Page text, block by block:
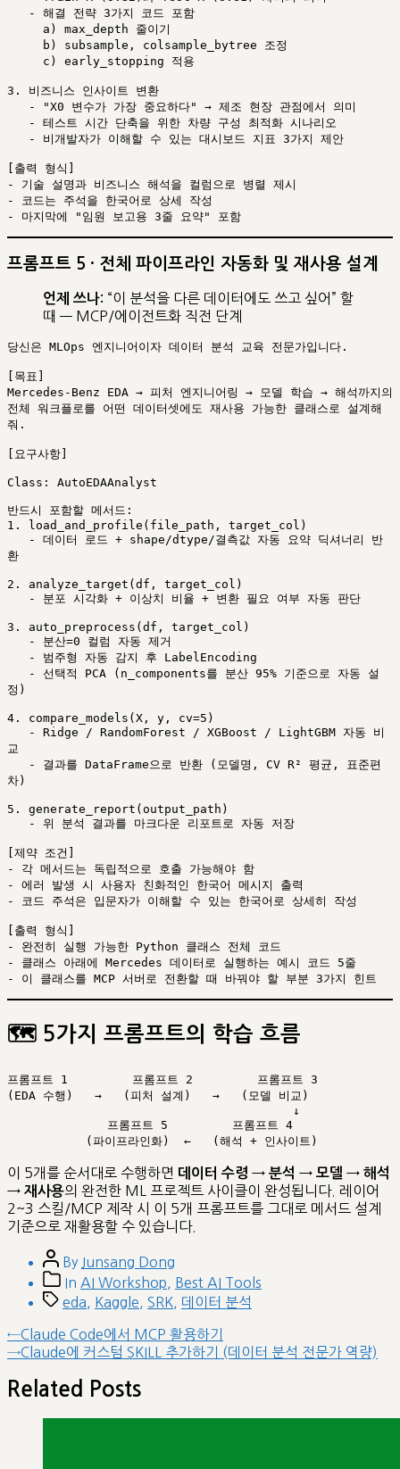
3. 비즈니스 인사이트 변환
[출력 형식]
- 기술 설명과 비즈니스 해석을 컬럼으로 병렬 제시
- 코드는 주석을 한국어로 상세 작성
프롬프트 5 · 전체 파이프라인 자동화 및 재사용 설계
언제 쓰나: “이 분석을 다른 데이터에도 쓰고 싶어” 할
때 — MCP/에이전트화 직전 단계
당신은 MLOps 엔지니어이자 데이터 분석 교육 전문가입니다.
[목표]
Mercedes-Benz EDA → 피처 엔지니어링 → 모델 학습 → 해석까지의
전체 워크플로를 어떤 데이터셋에도 재사용 가능한 클래스로 설계해
줘.
[요구사항]
Class: AutoEDAAnalyst
반드시 포함할 메서드:
1. load_and_profile(file_path, target_col)
환
2. analyze_target(df, target_col)
3. auto_preprocess(df, target_col)
정)
4. compare_models(X, y, cv=5)
교
차)
5. generate_report(output_path)
[제약 조건]
- 각 메서드는 독립적으로 호출 가능해야 함
- 에러 발생 시 사용자 친화적인 한국어 메시지 출력
- 코드 주석은 입문자가 이해할 수 있는 한국어로 상세히 작성
[출력 형식]
- 완전히 실행 가능한 Python 클래스 전체 코드
- 클래스 아래에 Mercedes 데이터로 실행하는 예시 코드 5줄
🗺️ 5가지 프롬프트의 학습 흐름
프롬프트 1         프롬프트 2         프롬프트 3
(EDA 수행)   →   (피처 설계)   →   (모델 비교)
이 5개를 순서대로 수행하면 데이터 수령 → 분석 → 모델 → 해석
→ 재사용의 완전한 ML 프로젝트 사이클이 완성됩니다. 레이어
2~3 스킬/MCP 제작 시 이 5개 프롬프트를 그대로 메서드 설계
기준으로 재활용할 수 있습니다.
Post
author
By Junsang Dong
Post
categories
In AI Workshop, Best AI Tools
Tagseda, Kaggle, SRK, 데이터 분석
글
내
비
게
←Previous
post:
Claude Code에서 MCP 활용하기
→Next
Claude에 커스텀 SKILL 추가하기 (데이터 분석 전문가 역량)
Related Posts